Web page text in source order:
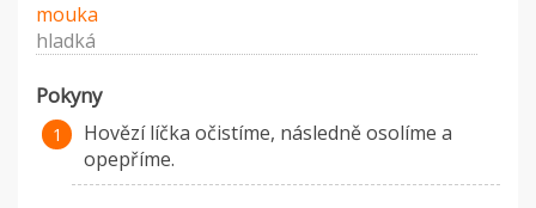
mouka
hladká
Pokyny
Hovězí líčka očistíme, následně osolíme a
opepříme.